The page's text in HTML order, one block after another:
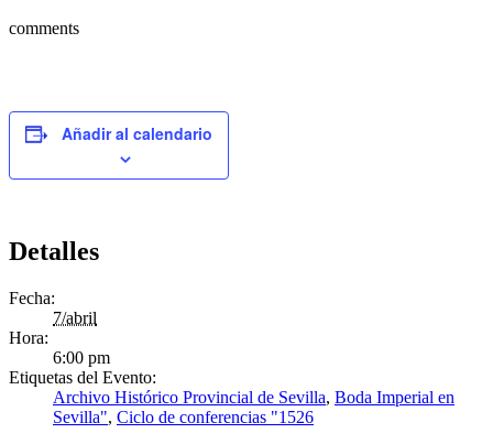
comments
Añadir al calendario
Detalles
Fecha:
7/abril
Hora:
6:00 pm
Etiquetas del Evento:
Archivo Histórico Provincial de Sevilla, Boda Imperial en
Sevilla", Ciclo de conferencias "1526